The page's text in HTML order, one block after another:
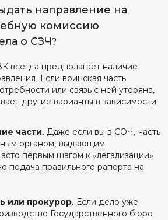
направление на
комиссию
о СЗЧ?
всегда предполагает наличие
Если воинская часть
или связь с ней утеряна,
другие варианты в зависимости
части. Даже если вы в СОЧ, часть
органом, выдающим
первым шагом к «легализации»
подача правильного рапорта на
или прокурор. Если дело уже
Государственного бюро